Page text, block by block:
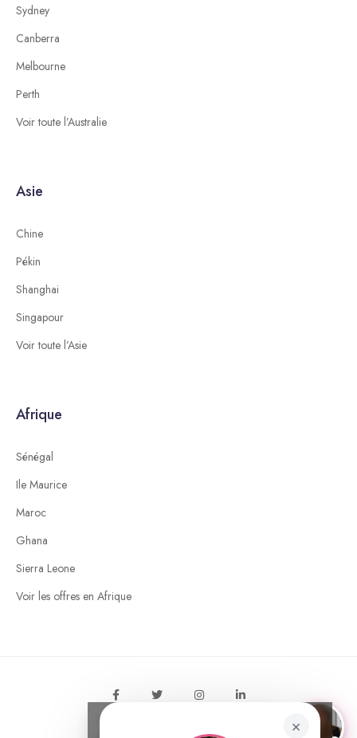
Sydney
Canberra
Melbourne
Perth
Voir toute l’Australie
Asie
Chine
Pékin
Shanghai
Singapour
Voir toute l’Asie
Afrique
Sénégal
Ile Maurice
Maroc
Ghana
Sierra Leone
Voir les offres en Afrique
×